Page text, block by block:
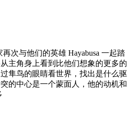
再次与他们的英雄 Hayabusa 一起踏
主角身上看到比他们想象的更多的
隼鸟的眼睛看世界，找出是什么驱
的中心是一个蒙面人，他的动机和